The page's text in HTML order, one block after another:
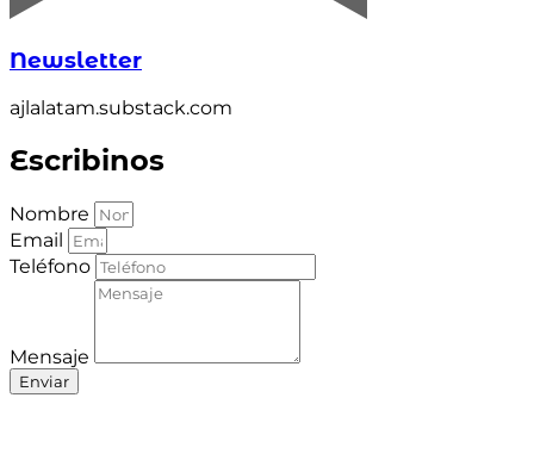
Newsletter
ajlalatam.substack.com
Escribinos
Nombre
Email
Teléfono
Mensaje
Enviar